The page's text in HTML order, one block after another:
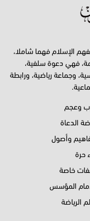
الإسلام فهما شاملا،
فهي دعوة سلفية،
وجماعة رياضية، ورابطة
وعجم
الدعاة
وأصول
حرة
خاصة
المؤسس
الرياضة